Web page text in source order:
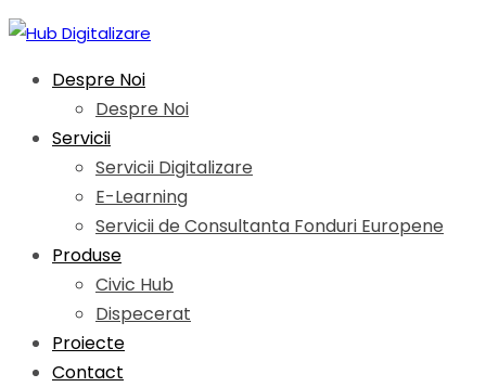
Despre Noi
Despre Noi
Servicii
Servicii Digitalizare
E-Learning
Servicii de Consultanta Fonduri Europene
Produse
Civic Hub
Dispecerat
Proiecte
Contact